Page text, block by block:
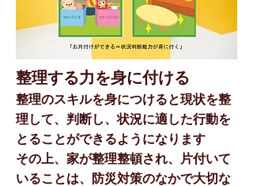
整理する力を身に付ける
整理のスキルを身につけると現状を整
理して、判断し、状況に適した行動を
とることができるようになります
その上、家が整理整頓され、片付いて
いることは、防災対策のなかで大切な